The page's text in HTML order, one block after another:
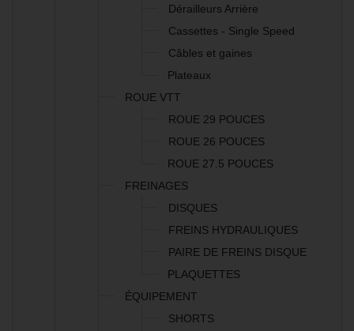
Dérailleurs Arrière
Cassettes - Single Speed
Câbles et gaines
Plateaux
ROUE VTT
ROUE 29 POUCES
ROUE 26 POUCES
ROUE 27.5 POUCES
FREINAGES
DISQUES
FREINS HYDRAULIQUES
PAIRE DE FREINS DISQUE
PLAQUETTES
ÉQUIPEMENT
SHORTS